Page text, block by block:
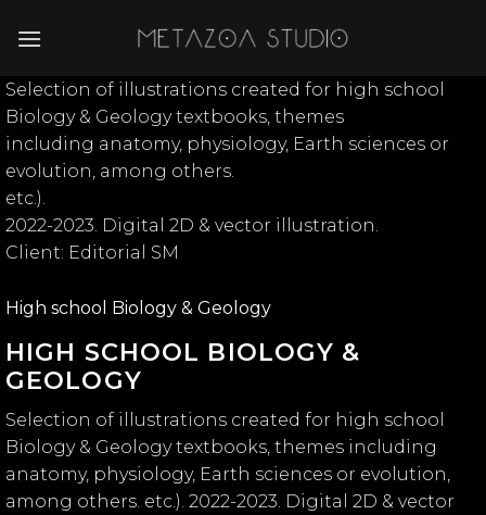
High school Biology & Geology
HIGH SCHOOL BIOLOGY &
GEOLOGY
Selection of illustrations created for high school
Biology & Geology textbooks, themes including
anatomy, physiology, Earth sciences or evolution,
among others. etc.). 2022-2023. Digital 2D & vector
Selection of illustrations created for high school
Biology & Geology textbooks, themes
including anatomy, physiology, Earth sciences or
evolution, among others.
etc.).
2022-2023. Digital 2D & vector illustration.
Client: Editorial SM